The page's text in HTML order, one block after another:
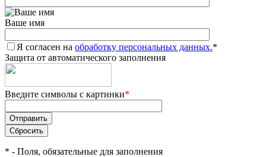
Ваше имя
Я согласен на обработку персональных данных.*
Защита от автоматического заполнения
Введите символы с картинки*
* - Поля, обязательные для заполнения